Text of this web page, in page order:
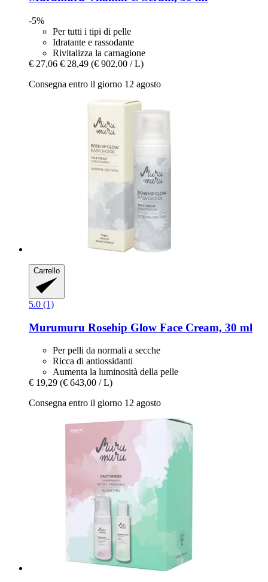
-5%
Per tutti i tipi di pelle
Idratante e rassodante
Rivitalizza la carnagione
€ 27,06 € 28,49 (€ 902,00 / L)
Consegna entro il giorno 12 agosto
Carrello
5.0 (1)
Murumuru Rosehip Glow Face Cream, 30 ml
Per pelli da normali a secche
Ricca di antiossidanti
Aumenta la luminosità della pelle
€ 19,29 (€ 643,00 / L)
Consegna entro il giorno 12 agosto